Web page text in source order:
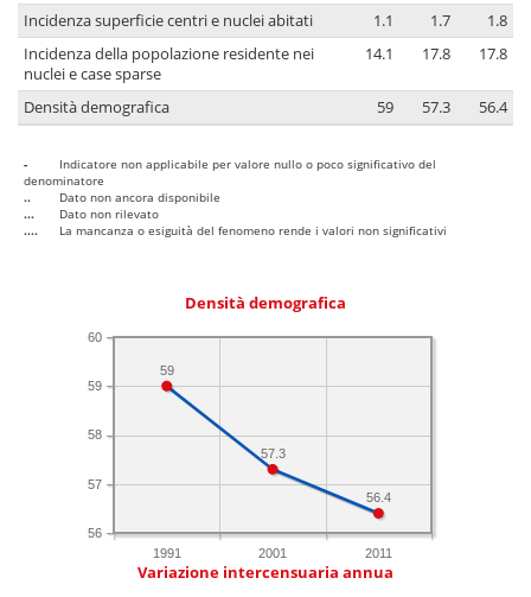
Incidenza superficie centri e nuclei abitati 1.1 1.7
1.8
Incidenza della popolazione residente nei
nuclei e case sparse
14.1 17.8 17.8
Densità demografica 59 57.3 56.4
-
Indicatore non applicabile per valore nullo o poco significativo del
denominatore
..
Dato non ancora disponibile
...
Dato non rilevato
....
La mancanza o esiguità del fenomeno rende i valori non significativi
Densità demografica
1991 2001 2011
56
57
58
59
60
56.4
57.3
59
Variazione intercensuaria annua